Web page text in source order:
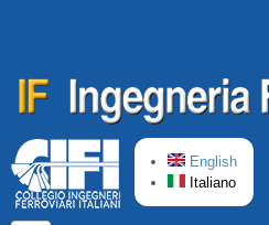
English
Italiano